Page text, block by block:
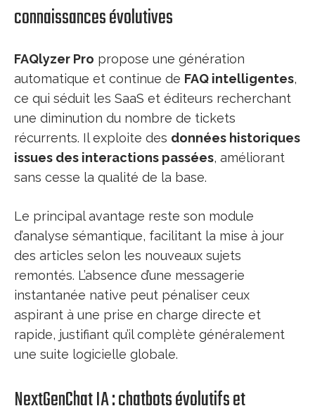
connaissances évolutives
FAQlyzer Pro propose une génération
automatique et continue de FAQ intelligentes,
ce qui séduit les SaaS et éditeurs recherchant
une diminution du nombre de tickets
récurrents. Il exploite des données historiques
issues des interactions passées, améliorant
sans cesse la qualité de la base.
Le principal avantage reste son module
d’analyse sémantique, facilitant la mise à jour
des articles selon les nouveaux sujets
remontés. L’absence d’une messagerie
instantanée native peut pénaliser ceux
aspirant à une prise en charge directe et
rapide, justifiant qu’il complète généralement
une suite logicielle globale.
NextGenChat IA : chatbots évolutifs et